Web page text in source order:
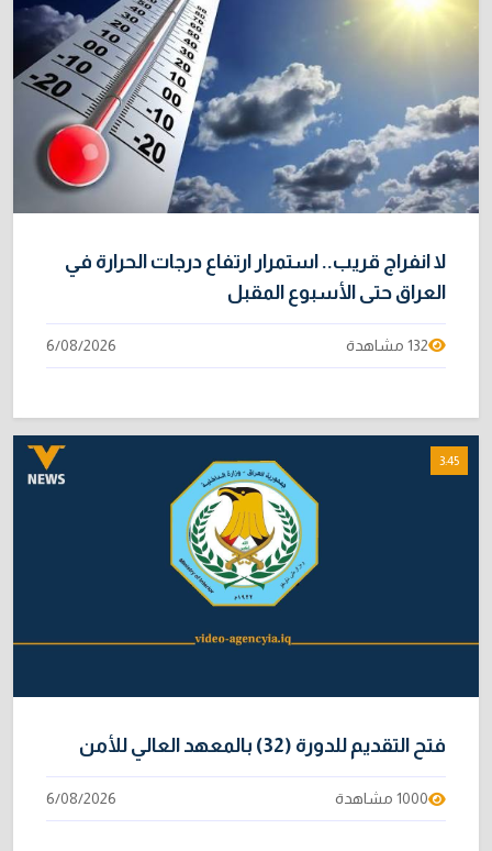
لا انفراج قريب.. استمرار ارتفاع درجات الحرارة في
العراق حتى الأسبوع المقبل
132 مشاهدة 6/08/2026
3:45
فتح التقديم للدورة (32) بالمعهد العالي للأمن
1000 مشاهدة 6/08/2026